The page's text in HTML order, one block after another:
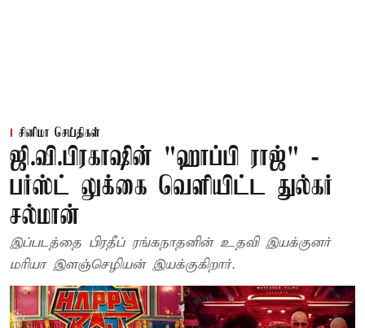
சினிமா செய்திகள்
ஜி.வி.பிரகாஷின் "ஹாப்பி ராஜ்" -
பர்ஸ்ட் லுக்கை வெளியிட்ட துல்கர்
சல்மான்
இப்படத்தை பிரதீப் ரங்கநாதனின் உதவி இயக்குனர்
மரியா இளஞ்செழியன் இயக்குகிறார்.